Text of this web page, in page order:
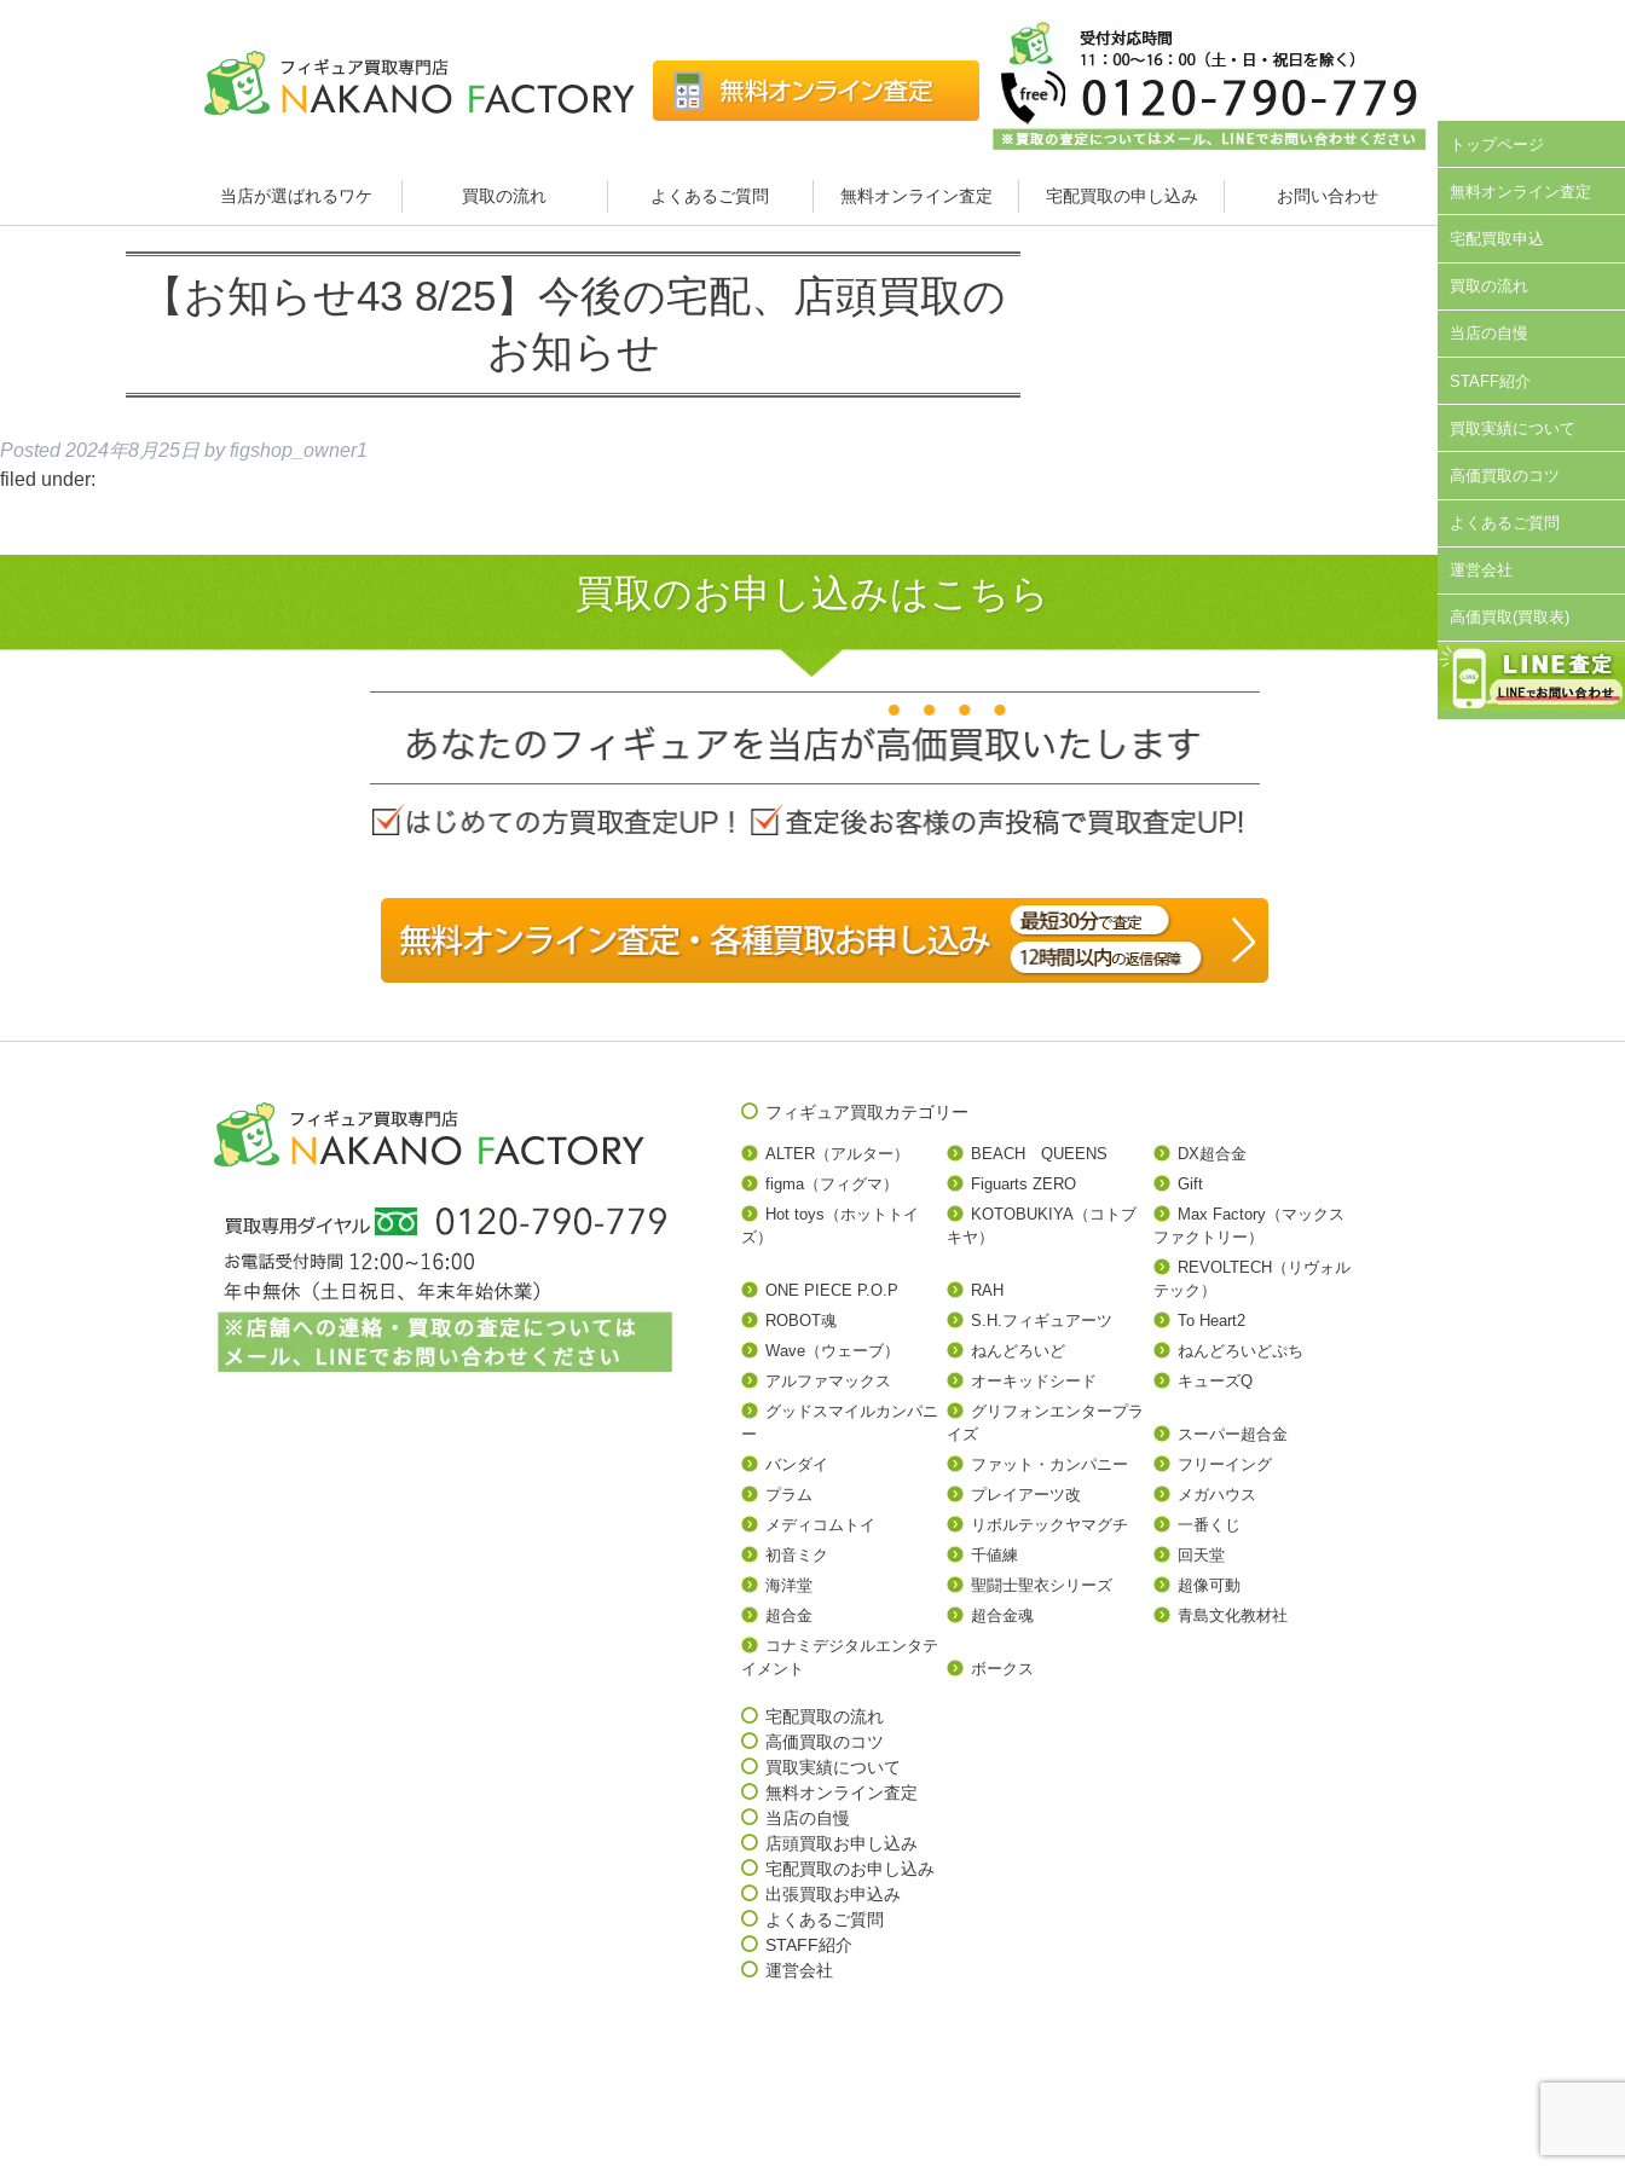
当店が選ばれるワケ 買取の流れ よくあるご質問 無料オンライン査定 宅配買取の申し込み お問い合わせ
【お知らせ43 8/25】今後の宅配、店頭買取の
お知らせ
Posted 2024年8月25日 by figshop_owner1
filed under:
トップページ
無料オンライン査定
宅配買取申込
買取の流れ
当店の自慢
STAFF紹介
買取実績について
高価買取のコツ
よくあるご質問
運営会社
高価買取(買取表)
買取のお申し込みはこちら
フィギュア買取カテゴリー
ALTER（アルター） BEACH QUEENS
DX超合金
figma（フィグマ）
Figuarts ZERO
Gift
Hot toys（ホットトイ
ズ）
KOTOBUKIYA（コトブ
キヤ）
Max Factory（マックス
ファクトリー）
ONE PIECE P.O.P RAH
REVOLTECH（リヴォル
テック）
ROBOT魂
S.H.フィギュアーツ
To Heart2
Wave（ウェーブ）
ねんどろいど
ねんどろいどぷち
アルファマックス
オーキッドシード
キューズQ
グッドスマイルカンパニ
ー
グリフォンエンタープラ
イズ
スーパー超合金
バンダイ
ファット・カンパニー
フリーイング
プラム
プレイアーツ改
メガハウス
メディコムトイ
リボルテックヤマグチ
一番くじ
初音ミク
千値練
回天堂
海洋堂
聖闘士聖衣シリーズ
超像可動
超合金
超合金魂
青島文化教材社
コナミデジタルエンタテ
イメント
ボークス
宅配買取の流れ
高価買取のコツ
買取実績について
無料オンライン査定
当店の自慢
店頭買取お申し込み
宅配買取のお申し込み
出張買取お申込み
よくあるご質問
STAFF紹介
運営会社